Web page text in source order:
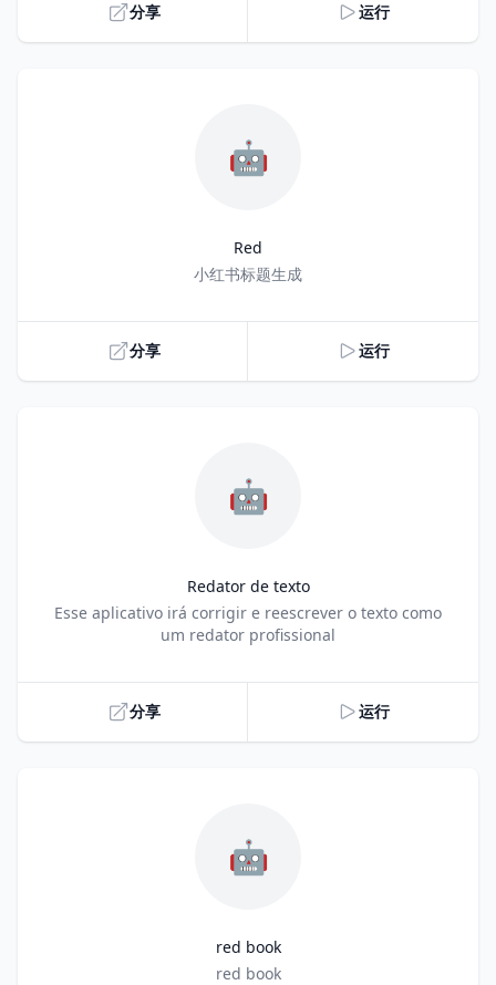
分享 运行
🤖
Red
小红书标题生成
分享 运行
🤖
Redator de texto
Title
Esse aplicativo irá corrigir e reescrever o texto como
um redator profissional
分享 运行
🤖
red book
red book